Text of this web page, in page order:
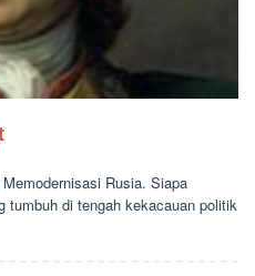
Rusia. Siapa
tumbuh di tengah kekacauan politik